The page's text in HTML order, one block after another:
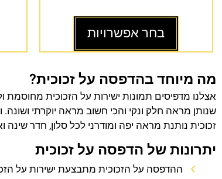
בחר אפשרויות
מה מיוחד בהדפסה על זכוכית?
אצלנו מדפיסים תמונות ישירות על הזכוכית
שנותן מראה חלק ונקי והכי חשוב מראה יוקרתי
זכוכית נותנת מראה יפה ומודרני לכל סלון, חדר שינה
יתרונות של הדפסה על זכוכית
ההדפסה על הזכוכית מתבצעת ישירות על